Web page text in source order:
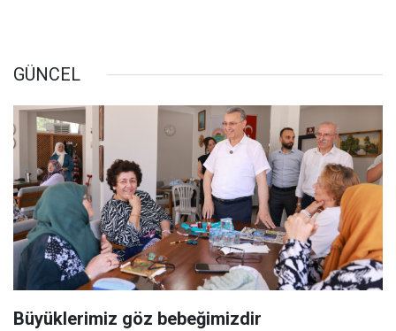
GÜNCEL
Büyüklerimiz göz bebeğimizdir